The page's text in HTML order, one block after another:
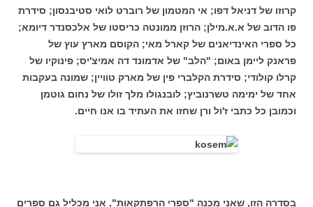
קרוזו של דניאל דפו; אי המטמון של רוברט לואי סטיבנסון; סידרת
פו הדוב של א.א.מילן; הרוזן ממונטה כריסטו של אלכסנדר דיומא;
כל ספרי האינדיאנים של קארל מאי; הקוסם מארץ עוץ של
פראנק ליימן באום; "הלב" של אדמונד דה אמיצ'יס; פינוקיו של
קרלו קולודי; סידרת הקלברי פין של מארק טוויין; שמונה בעקבות
אחד של ימימה טשרנוביץ; לובנגולו מלך זולו של נחום גוטמן
וכמובן כל כתבי ז'ול ורן שחזו את העתיד בו אנו חיים.
בסדרה הזו, שאני מכנה "ספרי הרפתקאות", אני מכליל גם ספרים